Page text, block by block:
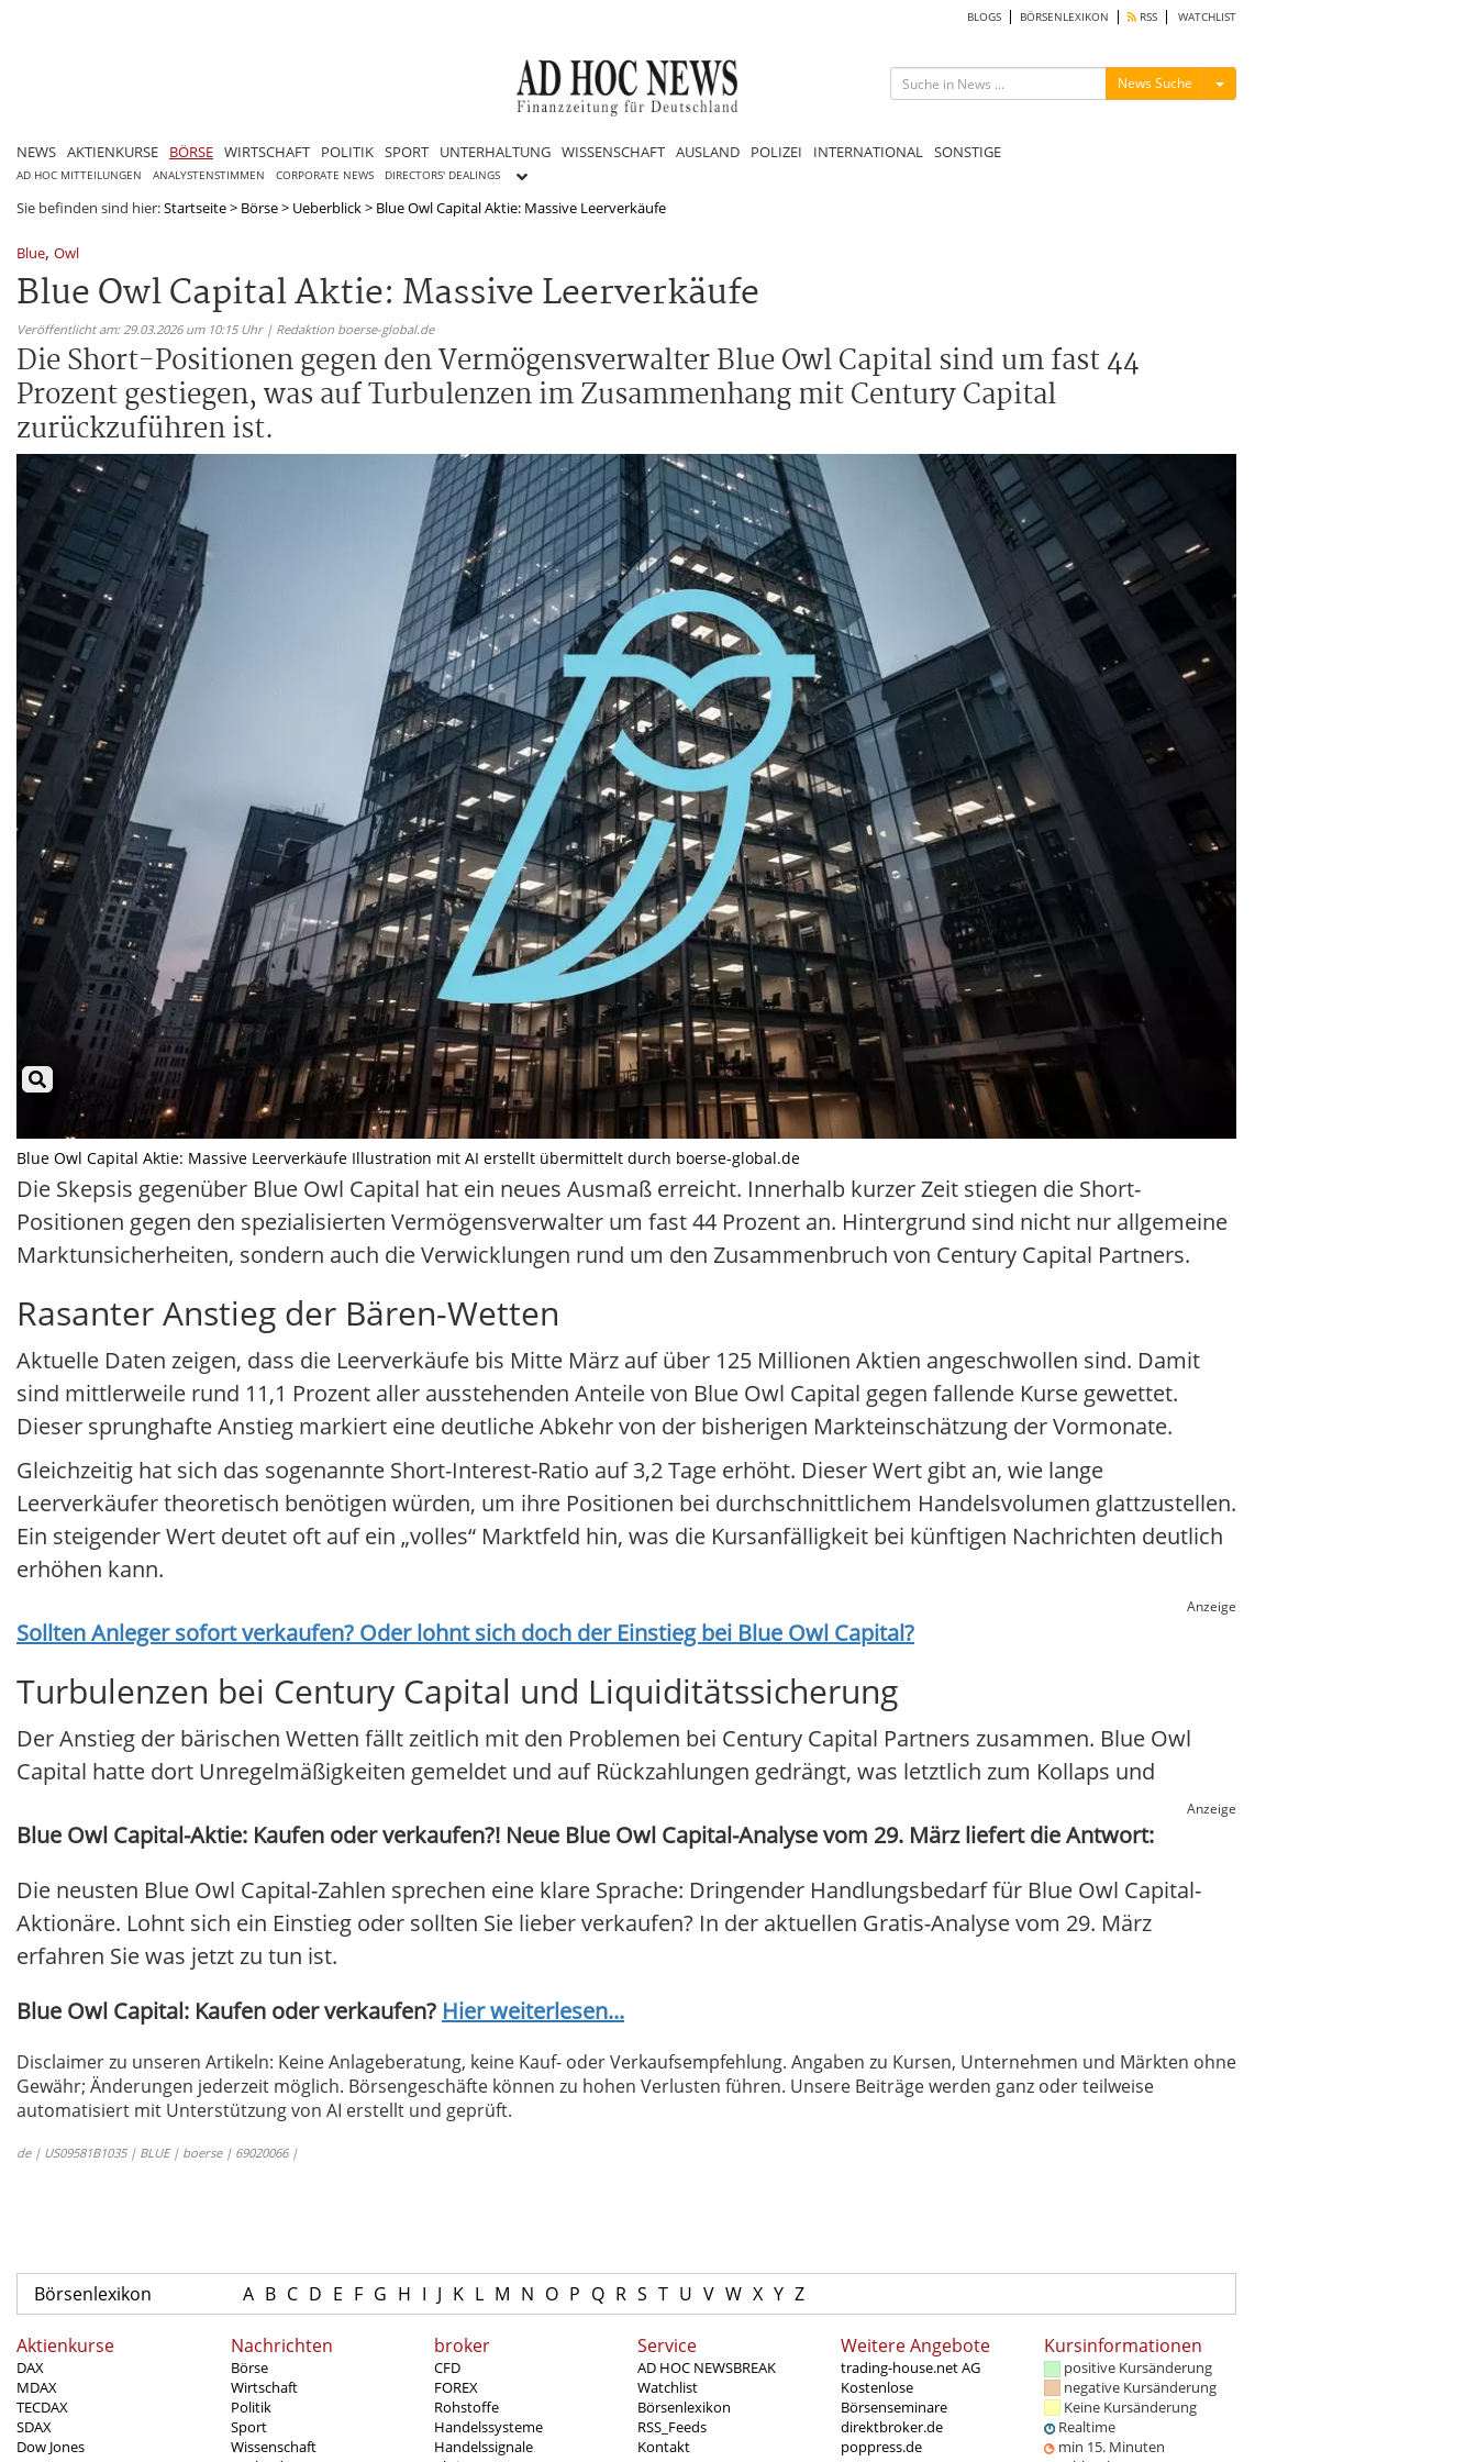
BLOGS BÖRSENLEXIKON RSS WATCHLIST
News Suche Menü ein-/ausblenden
NEWS AKTIENKURSE BÖRSE WIRTSCHAFT POLITIK SPORT UNTERHALTUNG WISSENSCHAFT AUSLAND POLIZEI INTERNATIONAL SONSTIGE
AD HOC MITTEILUNGEN ANALYSTENSTIMMEN CORPORATE NEWS DIRECTORS' DEALINGS
Sie befinden sind hier:Startseite> Börse> Ueberblick> Blue Owl Capital Aktie: Massive Leerverkäufe
Blue, Owl
Blue Owl Capital Aktie: Massive Leerverkäufe
Veröffentlicht am: 29.03.2026 um 10:15 Uhr | Redaktion boerse-global.de
Die Short-Positionen gegen den Vermögensverwalter Blue Owl Capital sind um fast 44
Prozent gestiegen, was auf Turbulenzen im Zusammenhang mit Century Capital
zurückzuführen ist.
Blue Owl Capital Aktie: Massive Leerverkäufe Illustration mit AI erstellt übermittelt durch boerse-global.de
Die Skepsis gegenüber Blue Owl Capital hat ein neues Ausmaß erreicht. Innerhalb kurzer Zeit stiegen die Short-
Positionen gegen den spezialisierten Vermögensverwalter um fast 44 Prozent an. Hintergrund sind nicht nur allgemeine
Marktunsicherheiten, sondern auch die Verwicklungen rund um den Zusammenbruch von Century Capital Partners.
Rasanter Anstieg der Bären-Wetten
Aktuelle Daten zeigen, dass die Leerverkäufe bis Mitte März auf über 125 Millionen Aktien angeschwollen sind. Damit
sind mittlerweile rund 11,1 Prozent aller ausstehenden Anteile von Blue Owl Capital gegen fallende Kurse gewettet.
Dieser sprunghafte Anstieg markiert eine deutliche Abkehr von der bisherigen Markteinschätzung der Vormonate.
Gleichzeitig hat sich das sogenannte Short-Interest-Ratio auf 3,2 Tage erhöht. Dieser Wert gibt an, wie lange
Leerverkäufer theoretisch benötigen würden, um ihre Positionen bei durchschnittlichem Handelsvolumen glattzustellen.
Ein steigender Wert deutet oft auf ein „volles“ Marktfeld hin, was die Kursanfälligkeit bei künftigen Nachrichten deutlich
erhöhen kann.
Anzeige
Sollten Anleger sofort verkaufen? Oder lohnt sich doch der Einstieg bei Blue Owl Capital?
Turbulenzen bei Century Capital und Liquiditätssicherung
Der Anstieg der bärischen Wetten fällt zeitlich mit den Problemen bei Century Capital Partners zusammen. Blue Owl
Capital hatte dort Unregelmäßigkeiten gemeldet und auf Rückzahlungen gedrängt, was letztlich zum Kollaps und
Anzeige
Blue Owl Capital-Aktie: Kaufen oder verkaufen?! Neue Blue Owl Capital-Analyse vom 29. März liefert die Antwort:
Die neusten Blue Owl Capital-Zahlen sprechen eine klare Sprache: Dringender Handlungsbedarf für Blue Owl Capital-
Aktionäre. Lohnt sich ein Einstieg oder sollten Sie lieber verkaufen? In der aktuellen Gratis-Analyse vom 29. März
erfahren Sie was jetzt zu tun ist.
Blue Owl Capital: Kaufen oder verkaufen? Hier weiterlesen...
Disclaimer zu unseren Artikeln: Keine Anlageberatung, keine Kauf- oder Verkaufsempfehlung. Angaben zu Kursen, Unternehmen und Märkten ohne
Gewähr; Änderungen jederzeit möglich. Börsengeschäfte können zu hohen Verlusten führen. Unsere Beiträge werden ganz oder teilweise
automatisiert mit Unterstützung von AI erstellt und geprüft.
de | US09581B1035 | BLUE | boerse | 69020066 |
Börsenlexikon A B C D E F G H I J K L M N O P Q R S T U V W X Y Z
Aktienkurse
DAX
MDAX
TECDAX
SDAX
Dow Jones
Nachrichten
Börse
Wirtschaft
Politik
Sport
Wissenschaft
broker
CFD
FOREX
Rohstoffe
Handelssysteme
Handelssignale
Service
AD HOC NEWSBREAK
Watchlist
Börsenlexikon
RSS_Feeds
Kontakt
Weitere Angebote
trading-house.net AG
Kostenlose
Börsenseminare
direktbroker.de
poppress.de
Kursinformationen
positive Kursänderung
negative Kursänderung
Keine Kursänderung
Realtime
min 15. Minuten